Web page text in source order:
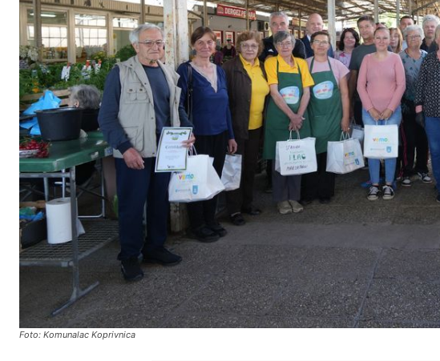
Foto: Komunalac Koprivnica